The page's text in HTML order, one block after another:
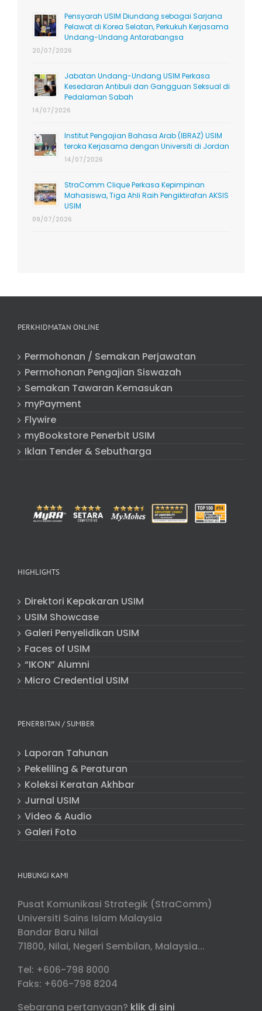
Pensyarah USIM Diundang sebagai Sarjana
Pelawat di Korea Selatan, Perkukuh Kerjasama
Undang-Undang Antarabangsa
20/07/2026
Jabatan Undang-Undang USIM Perkasa
Kesedaran Antibuli dan Gangguan Seksual di
Pedalaman Sabah
14/07/2026
Institut Pengajian Bahasa Arab (IBRAZ) USIM
teroka Kerjasama dengan Universiti di Jordan
14/07/2026
StraComm Clique Perkasa Kepimpinan
Mahasiswa, Tiga Ahli Raih Pengiktirafan AKSIS
USIM
09/07/2026
PERKHIDMATAN ONLINE
Permohonan / Semakan Perjawatan
Permohonan Pengajian Siswazah
Semakan Tawaran Kemasukan
myPayment
Flywire
myBookstore Penerbit USIM
Iklan Tender & Sebutharga
HIGHLIGHTS
Direktori Kepakaran USIM
USIM Showcase
Galeri Penyelidikan USIM
Faces of USIM
“IKON” Alumni
Micro Credential USIM
PENERBITAN / SUMBER
Laporan Tahunan
Pekeliling & Peraturan
Koleksi Keratan Akhbar
Jurnal USIM
Video & Audio
Galeri Foto
HUBUNGI KAMI
Pusat Komunikasi Strategik (StraComm)
Universiti Sains Islam Malaysia
Bandar Baru Nilai
71800, Nilai, Negeri Sembilan, Malaysia...
Tel: +606-798 8000
Faks: +606-798 8204
Sebarang pertanyaan? klik di sini